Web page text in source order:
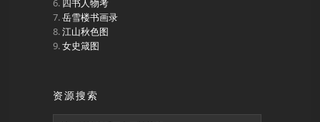
四书人物考
岳雪楼书画录
江山秋色图
女史箴图
资源搜索